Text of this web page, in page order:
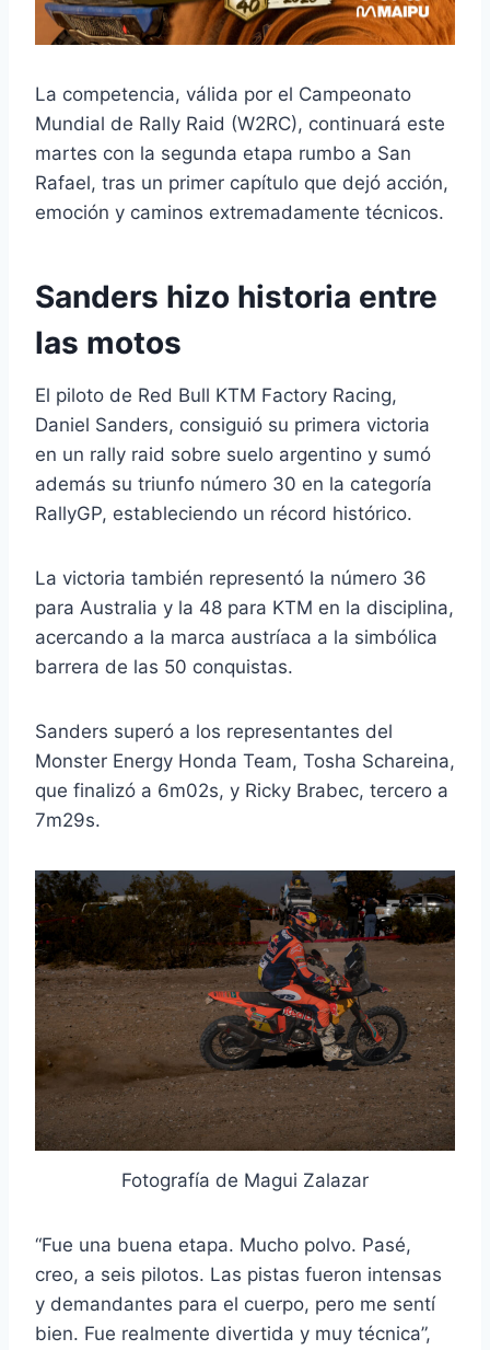
La competencia, válida por el Campeonato
Mundial de Rally Raid (W2RC), continuará este
martes con la segunda etapa rumbo a San
Rafael, tras un primer capítulo que dejó acción,
emoción y caminos extremadamente técnicos.
Sanders hizo historia entre
las motos
El piloto de Red Bull KTM Factory Racing,
Daniel Sanders, consiguió su primera victoria
en un rally raid sobre suelo argentino y sumó
además su triunfo número 30 en la categoría
RallyGP, estableciendo un récord histórico.
La victoria también representó la número 36
para Australia y la 48 para KTM en la disciplina,
acercando a la marca austríaca a la simbólica
barrera de las 50 conquistas.
Sanders superó a los representantes del
Monster Energy Honda Team, Tosha Schareina,
que finalizó a 6m02s, y Ricky Brabec, tercero a
7m29s.
Fotografía de Magui Zalazar
“Fue una buena etapa. Mucho polvo. Pasé,
creo, a seis pilotos. Las pistas fueron intensas
y demandantes para el cuerpo, pero me sentí
bien. Fue realmente divertida y muy técnica”,